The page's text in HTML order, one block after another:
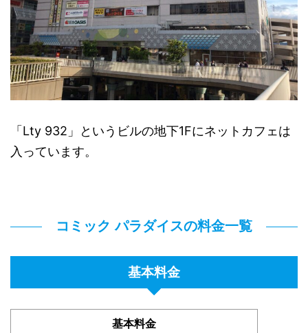
「Lty 932」というビルの地下1Fにネットカフェは
入っています。
コミック パラダイスの料金一覧
基本料金
基本料金